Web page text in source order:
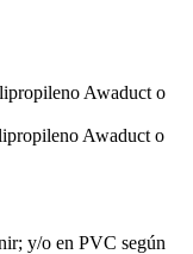
Awaduct o
Awaduct o
y/o en PVC según